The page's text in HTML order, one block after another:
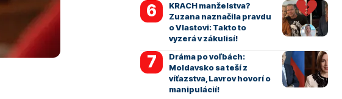
KRACH manželstva?
Zuzana naznačila pravdu
o Vlastovi: Takto to
vyzerá v zákulisí!
Dráma po voľbách:
Moldavsko sa teší z
víťazstva, Lavrov hovorí o
manipulácií!